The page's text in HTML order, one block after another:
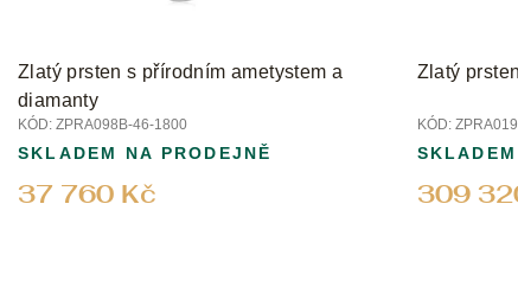
t
ů
Zlatý prsten s přírodním ametystem a
diamanty
KÓD: ZPRA098B-46-1800
37 760 Kč
SKLADEM NA PRODEJNĚ
Zlatý
KÓD:
309